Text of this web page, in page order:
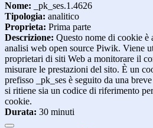
Nome: _pk_ses.1.4626
Tipologia: analitico
Proprieta: Prima parte
Descrizione: Questo nome di cookie è
analisi web open source Piwik. Viene
proprietari di siti Web a monitorare il
misurare le prestazioni del sito. È un
prefisso _pk_ses è seguito da una
si ritiene sia un codice di riferimento
cookie.
Durata: 30 minuti